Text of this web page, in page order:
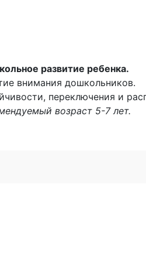
развитие ребенка.
внимания дошкольников.
переключения и
возраст 5-7 лет.